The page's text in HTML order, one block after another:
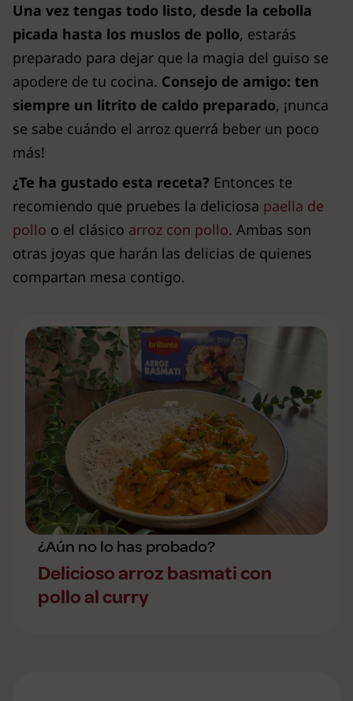
Una vez tengas todo listo, desde la cebolla
picada hasta los muslos de pollo, estarás
preparado para dejar que la magia del guiso se
apodere de tu cocina. Consejo de amigo: ten
siempre un litrito de caldo preparado, ¡nunca
se sabe cuándo el arroz querrá beber un poco
más!
¿Te ha gustado esta receta? Entonces te
recomiendo que pruebes la deliciosa paella de
pollo o el clásico arroz con pollo. Ambas son
otras joyas que harán las delicias de quienes
compartan mesa contigo.
¿Aún no lo has probado?
Delicioso arroz basmati con
pollo al curry